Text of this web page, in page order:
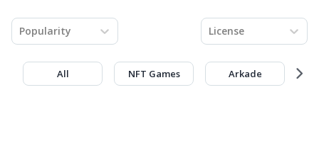
Popularity
All NFT Games Arkade
License